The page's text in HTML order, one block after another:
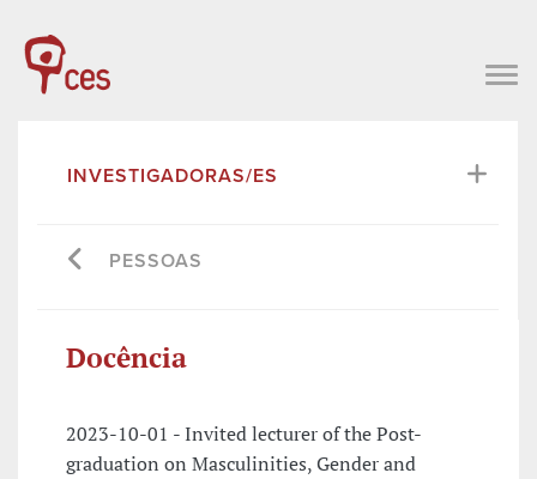
INVESTIGADORAS/ES
PESSOAS
Docência
2023-10-01 - Invited lecturer of the Post-
graduation on Masculinities, Gender and